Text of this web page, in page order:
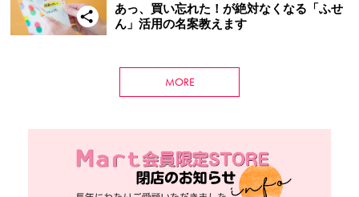
あっ、買い忘れた！が絶対なくなる「ふせ
ん」活用の名案教えます
MORE